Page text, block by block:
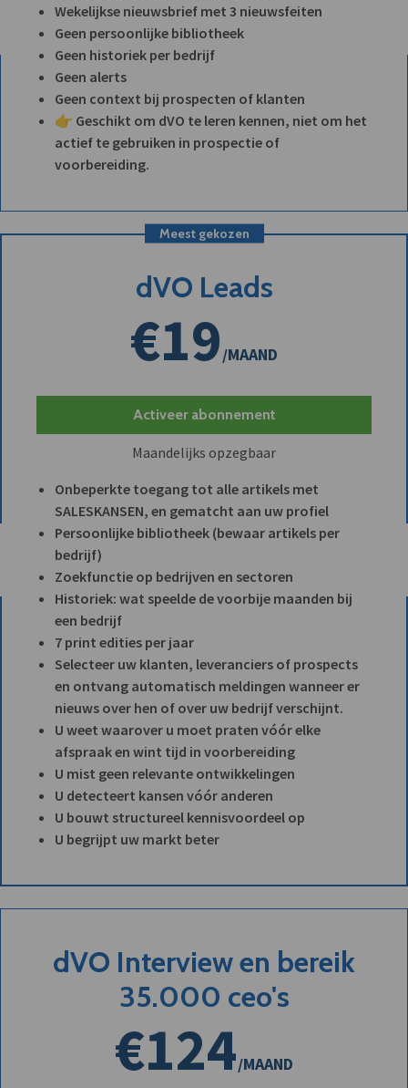
Wekelijkse nieuwsbrief met 3 nieuwsfeiten
Geen persoonlijke bibliotheek
Geen historiek per bedrijf
Geen alerts
Geen context bij prospecten of klanten
👉 Geschikt om dVO te leren kennen, niet om het
actief te gebruiken in prospectie of
voorbereiding.
Meest gekozen
dVO Leads
€19/MAAND
Activeer abonnement
Maandelijks opzegbaar
Onbeperkte toegang tot alle artikels met
SALESKANSEN, en gematcht aan uw profiel
Persoonlijke bibliotheek (bewaar artikels per
bedrijf)
Zoekfunctie op bedrijven en sectoren
Historiek: wat speelde de voorbije maanden bij
een bedrijf
7 print edities per jaar
Selecteer uw klanten, leveranciers of prospects
en ontvang automatisch meldingen wanneer er
nieuws over hen of over uw bedrijf verschijnt.
U weet waarover u moet praten vóór elke
afspraak en wint tijd in voorbereiding
U mist geen relevante ontwikkelingen
U detecteert kansen vóór anderen
U bouwt structureel kennisvoordeel op
U begrijpt uw markt beter
dVO Interview en bereik
35.000 ceo's
€124/MAAND